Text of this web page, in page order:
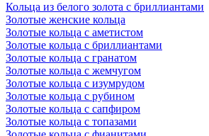
Кольца из белого золота с бриллиантами
Золотые женские кольца
Золотые кольца с аметистом
Золотые кольца с бриллиантами
Золотые кольца с гранатом
Золотые кольца с жемчугом
Золотые кольца с изумрудом
Золотые кольца с рубином
Золотые кольца с сапфиром
Золотые кольца с топазами